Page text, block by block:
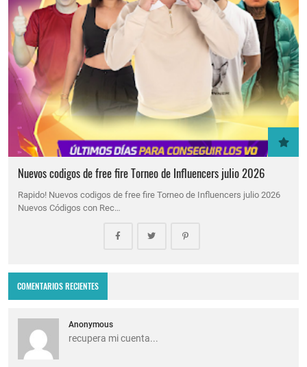
Nuevos codigos de free fire Torneo de Influencers julio 2026
Rapido! Nuevos codigos de free fire Torneo de Influencers julio 2026
Nuevos Códigos con Rec…
COMENTARIOS RECIENTES
Anonymous
recupera mi cuenta...